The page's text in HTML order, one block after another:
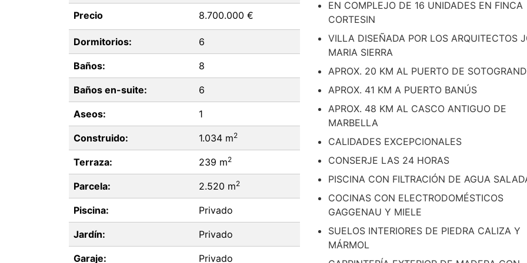
Precio 8.700.000 €
Dormitorios: 6
Baños: 8
Baños en-suite: 6
Aseos: 1
Construido: 1.034 m2
Terraza: 239 m2
Parcela: 2.520 m2
Piscina: Privado
Jardín: Privado
Garaje: Privado
EN COMPLEJO DE 16 UNIDADES EN FINCA
CORTESIN
VILLA DISEÑADA POR LOS ARQUITECTOS
MARIA SIERRA
APROX. 20 KM AL PUERTO DE
APROX. 41 KM A PUERTO BANÚS
APROX. 48 KM AL CASCO ANTIGUO DE
MARBELLA
CALIDADES EXCEPCIONALES
CONSERJE LAS 24 HORAS
PISCINA CON FILTRACIÓN DE AGUA
COCINAS CON ELECTRODOMÉSTICOS
GAGGENAU Y MIELE
SUELOS INTERIORES DE PIEDRA CALIZA Y
MÁRMOL